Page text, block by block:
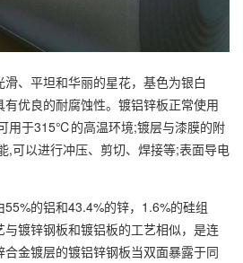
、平坦和华丽的星花，基色为银白
优良的耐腐蚀性。镀铝锌板正常使用
用于315℃的高温环境;镀层与漆膜的附
,可以进行冲压、剪切、焊接等;表面导电
的铝和43.4%的锌，1.6%的硅组
镀锌钢板和镀铝板的工艺相似，是连
金镀层的镀铝锌钢板当双面暴露于同